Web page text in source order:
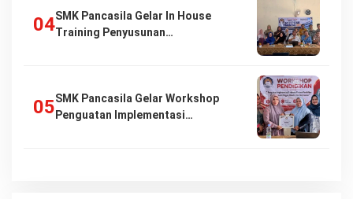
SMK Pancasila Gelar In House
Training Penyusunan…
SMK Pancasila Gelar Workshop
Penguatan Implementasi…